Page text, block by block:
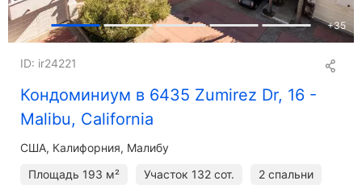
+35
Кондоминиум в 6435 Zumirez Dr, 16 -
Malibu, California
ID: ir24221
США, Калифорния, Малибу
Площадь 193 м² Участок 132 сот. 2 спальни